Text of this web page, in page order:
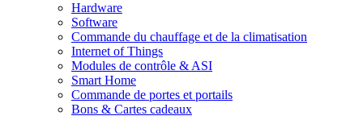
Hardware
Software
Commande du chauffage et de la climatisation
Internet of Things
Modules de contrôle & ASI
Smart Home
Commande de portes et portails
Bons & Cartes cadeaux